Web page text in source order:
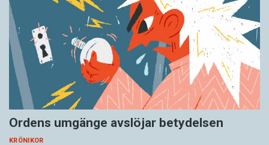
Ordens umgänge avslöjar betydelsen
KRÖNIKOR